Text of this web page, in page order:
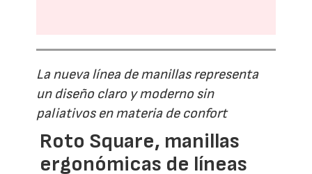
La nueva línea de manillas representa
un diseño claro y moderno sin
paliativos en materia de confort
Roto Square, manillas
ergonómicas de líneas